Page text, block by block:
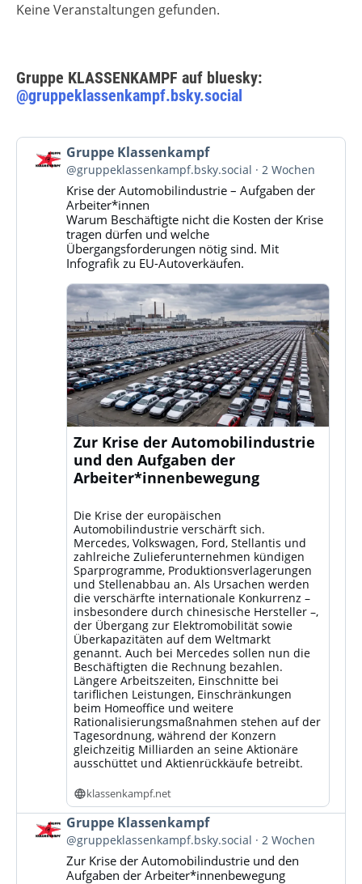
Keine Veranstaltungen gefunden.
Gruppe KLASSENKAMPF auf bluesky:
@gruppeklassenkampf.bsky.social
Beitrag
von
Gruppe
Klassenkampf
Bluesky
ansehen
Gruppe Klassenkampf
@gruppeklassenkampf.bsky.social 2 Wochen
Krise der Automobilindustrie – Aufgaben der
Arbeiter*innen
Warum Beschäftigte nicht die Kosten der Krise
tragen dürfen und welche
Übergangsforderungen nötig sind. Mit
Infografik zu EU-Autoverkäufen.
Zur Krise der Automobilindustrie
und den Aufgaben der
Arbeiter*innenbewegung
Die Krise der europäischen
Automobilindustrie verschärft sich.
Mercedes, Volkswagen, Ford, Stellantis und
zahlreiche Zulieferunternehmen kündigen
Sparprogramme, Produktionsverlagerungen
und Stellenabbau an. Als Ursachen werden
die verschärfte internationale Konkurrenz –
insbesondere durch chinesische Hersteller –,
der Übergang zur Elektromobilität sowie
Überkapazitäten auf dem Weltmarkt
genannt. Auch bei Mercedes sollen nun die
Beschäftigten die Rechnung bezahlen.
Längere Arbeitszeiten, Einschnitte bei
tariflichen Leistungen, Einschränkungen
beim Homeoffice und weitere
Rationalisierungsmaßnahmen stehen auf der
Tagesordnung, während der Konzern
gleichzeitig Milliarden an seine Aktionäre
ausschüttet und Aktienrückkäufe betreibt.
klassenkampf.net
Beitrag
von
Gruppe
Klassenkampf
Gruppe Klassenkampf
@gruppeklassenkampf.bsky.social 2 Wochen
Zur Krise der Automobilindustrie und den
Aufgaben der Arbeiter*innenbewegung